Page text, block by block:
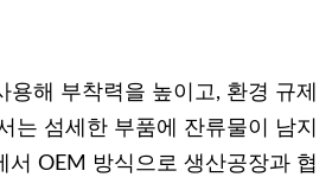
해 부착력을 높이고, 환경 규제
는 섬세한 부품에 잔류물이 남지
OEM 방식으로 생산공장과 협